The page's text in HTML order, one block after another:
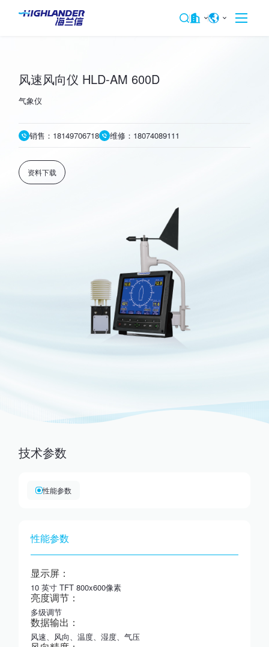
风速风向仪 HLD-AM 600D
气象仪
销售：18149706718 维修：18074089111
资料下载
技术参数
性能参数
性能参数
显示屏：
10 英寸 TFT 800x600像素
亮度调节：
多级调节
数据输出：
风速、风向、温度、湿度、气压